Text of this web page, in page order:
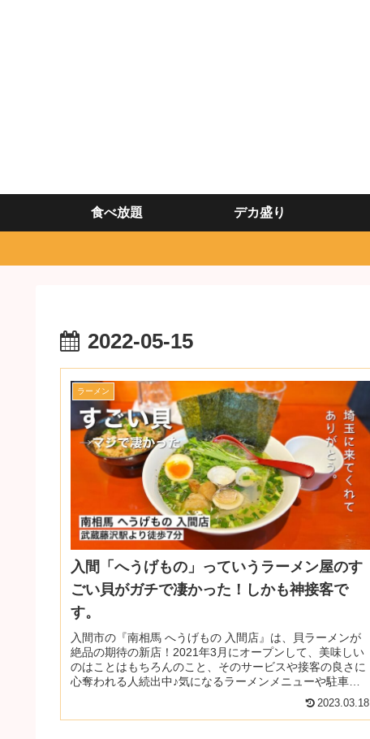
食べ放題 デカ盛り
2022-05-15
ラーメン
入間「へうげもの」っていうラーメン屋のす
ごい貝がガチで凄かった！しかも神接客で
す。
入間市の『南相馬 へうげもの 入間店』は、貝ラーメンが
絶品の期待の新店！2021年3月にオープンして、美味しい
のはことはもちろんのこと、そのサービスや接客の良さに
心奪われる人続出中♪気になるラーメンメニューや駐車場
2023.03.18